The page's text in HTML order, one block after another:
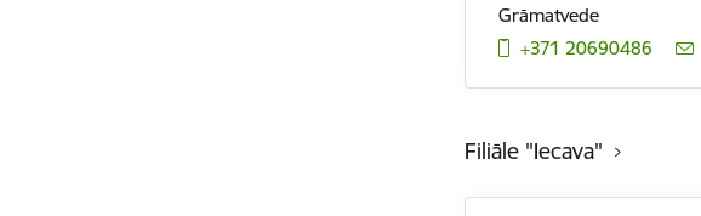
Grāmatvede
+371 20690486
Filiāle "Iecava"